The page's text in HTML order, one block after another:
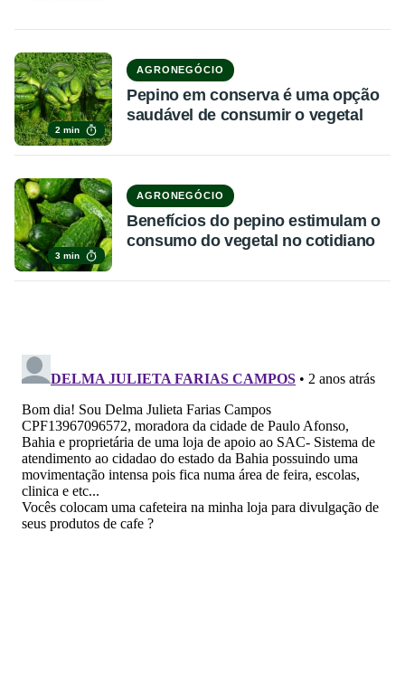
2 min
AGRONEGÓCIO
Pepino em conserva é uma opção
saudável de consumir o vegetal
3 min
AGRONEGÓCIO
Benefícios do pepino estimulam o
consumo do vegetal no cotidiano